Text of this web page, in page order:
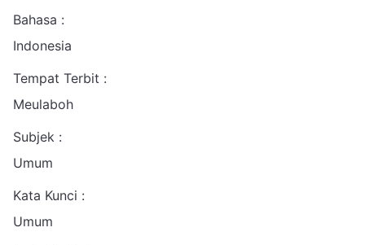
Bahasa :
Indonesia
Tempat Terbit :
Meulaboh
Subjek :
Umum
Kata Kunci :
Umum